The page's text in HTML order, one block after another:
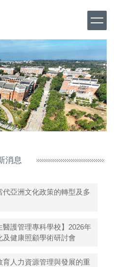
消息
代亞洲文化政策的轉型及多
醫護管理專科學校】2026年
健康照顧學術研討會
育人力資源管理與發展的重